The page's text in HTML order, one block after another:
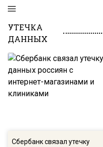
УТЕЧКА
ДАННЫХ
Сбербанк связал утечку